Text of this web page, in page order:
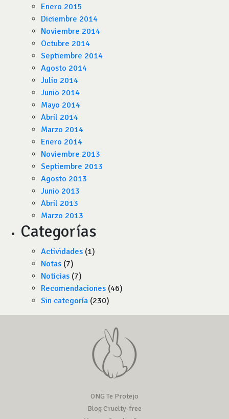
Enero 2015
Diciembre 2014
Noviembre 2014
Octubre 2014
Septiembre 2014
Agosto 2014
Julio 2014
Junio 2014
Mayo 2014
Abril 2014
Marzo 2014
Enero 2014
Noviembre 2013
Septiembre 2013
Agosto 2013
Junio 2013
Abril 2013
Marzo 2013
Categorías
Actividades (1)
Notas (7)
Noticias (7)
Recomendaciones (46)
Sin categoría (230)
ONG Te Protejo
Blog Cruelty-free